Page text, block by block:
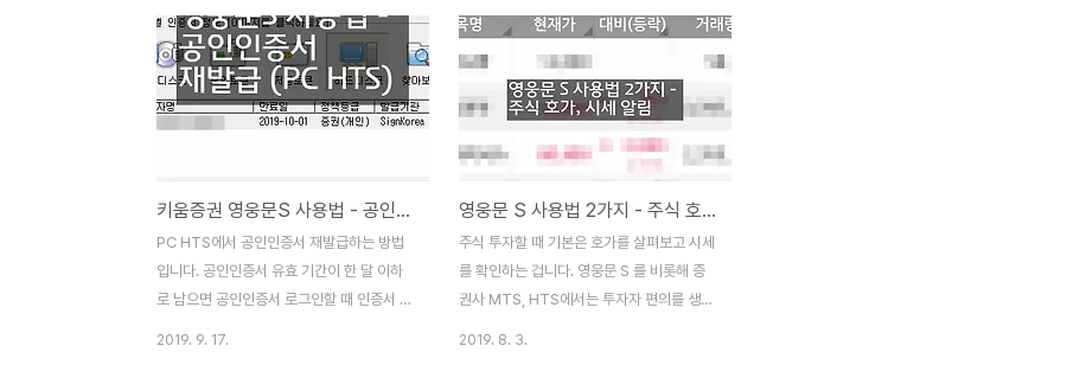
장 저렴합니다. 수수료 이벤트 등으로 저렴하
게 다른 증권사 가입하셨다면, 그 계좌 쓰셔
도 됩니다. 자, 관심그룹 중 대우부품을 선택
해 볼게요. 매수 신호를 받았다면 클릭. 영웅
보겠습니다. 매수 화면으로 이동하면 위와 같
고요. 모바일이란 특성상(MTS) 일반적으론
"보통", "시장가"로 매수를 하는 편입니다. 시
장가는 다들..
요정의 경제공부방님 블로그에서 일부 인용
해 간략히 설명해 드리면 이렇습니다. 지정가
주문 지정가주문은 내가 원하는 가격에 주문
을 거는 방식. 만약 주문가격이 현재 매수 호
가에 해당하는 가격(호가창의 빨간 부분)이
면, 매수 호가에 주문 수량이 쌓이게 되며, 주
문 순서대로 체결됩니다. 주문가격이 현재 매
도 호가에 해당하는 가격(호가창의 파란 부
분)이면, 현재 매도 호가에 쌓여있는 주문 수
량이 감소하며 즉시 주..
키움증권 영웅문S 사용법 - 공인인증서 재발급 (PC HTS)
PC HTS에서 공인인증서 재발급하는 방법
입니다. 공인인증서 유효 기간이 한 달 이하
로 남으면 공인인증서 로그인할 때 인증서 만
2019. 9. 17.
영웅문 S 사용법 2가지 - 주식 호가, 시세 알림
주식 투자할 때 기본은 호가를 살펴보고 시세
를 확인하는 겁니다. 영웅문 S 를 비롯해 증
권사 MTS, HTS에서는 투자자 편의를 생각
2019. 8. 3.